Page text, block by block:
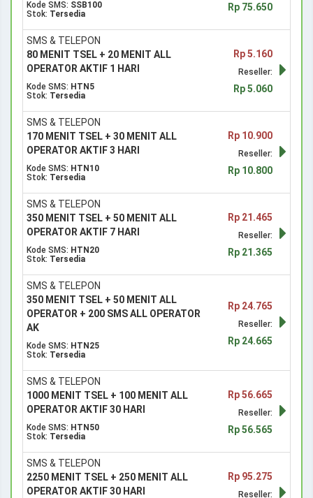
Kode SMS: SSB100
Stok: Tersedia
Rp 75.650
SMS & TELEPON
80 MENIT TSEL + 20 MENIT ALL
OPERATOR AKTIF 1 HARI
Kode SMS: HTN5
Stok: Tersedia
Rp 5.160
Reseller:
Rp 5.060
SMS & TELEPON
170 MENIT TSEL + 30 MENIT ALL
OPERATOR AKTIF 3 HARI
Kode SMS: HTN10
Stok: Tersedia
Rp 10.900
Reseller:
Rp 10.800
SMS & TELEPON
350 MENIT TSEL + 50 MENIT ALL
OPERATOR AKTIF 7 HARI
Kode SMS: HTN20
Stok: Tersedia
Rp 21.465
Reseller:
Rp 21.365
SMS & TELEPON
350 MENIT TSEL + 50 MENIT ALL
OPERATOR + 200 SMS ALL OPERATOR
AK
Kode SMS: HTN25
Stok: Tersedia
Rp 24.765
Reseller:
Rp 24.665
SMS & TELEPON
1000 MENIT TSEL + 100 MENIT ALL
OPERATOR AKTIF 30 HARI
Kode SMS: HTN50
Stok: Tersedia
Rp 56.665
Reseller:
Rp 56.565
SMS & TELEPON
2250 MENIT TSEL + 250 MENIT ALL
OPERATOR AKTIF 30 HARI
Rp 95.275
Reseller: